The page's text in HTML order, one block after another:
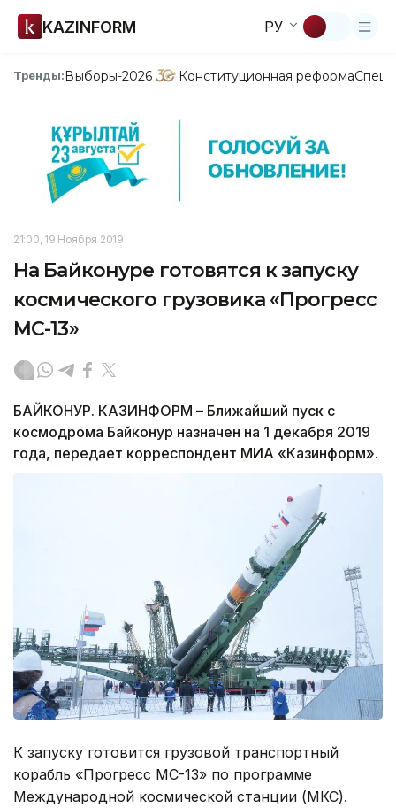
KAZINFORM РУ
Тренды:Выборы-2026 Конституционная реформа
21:00, 19 Ноября 2019
На Байконуре готовятся к запуску
космического грузовика «Прогресс
МС-13»
БАЙКОНУР. КАЗИНФОРМ – Ближайший пуск с
космодрома Байконур назначен на 1 декабря 2019
года, передает корреспондент МИА «Казинформ».
К запуску готовится грузовой транспортный
корабль «Прогресс МС-13» по программе
Международной космической станции (МКС).